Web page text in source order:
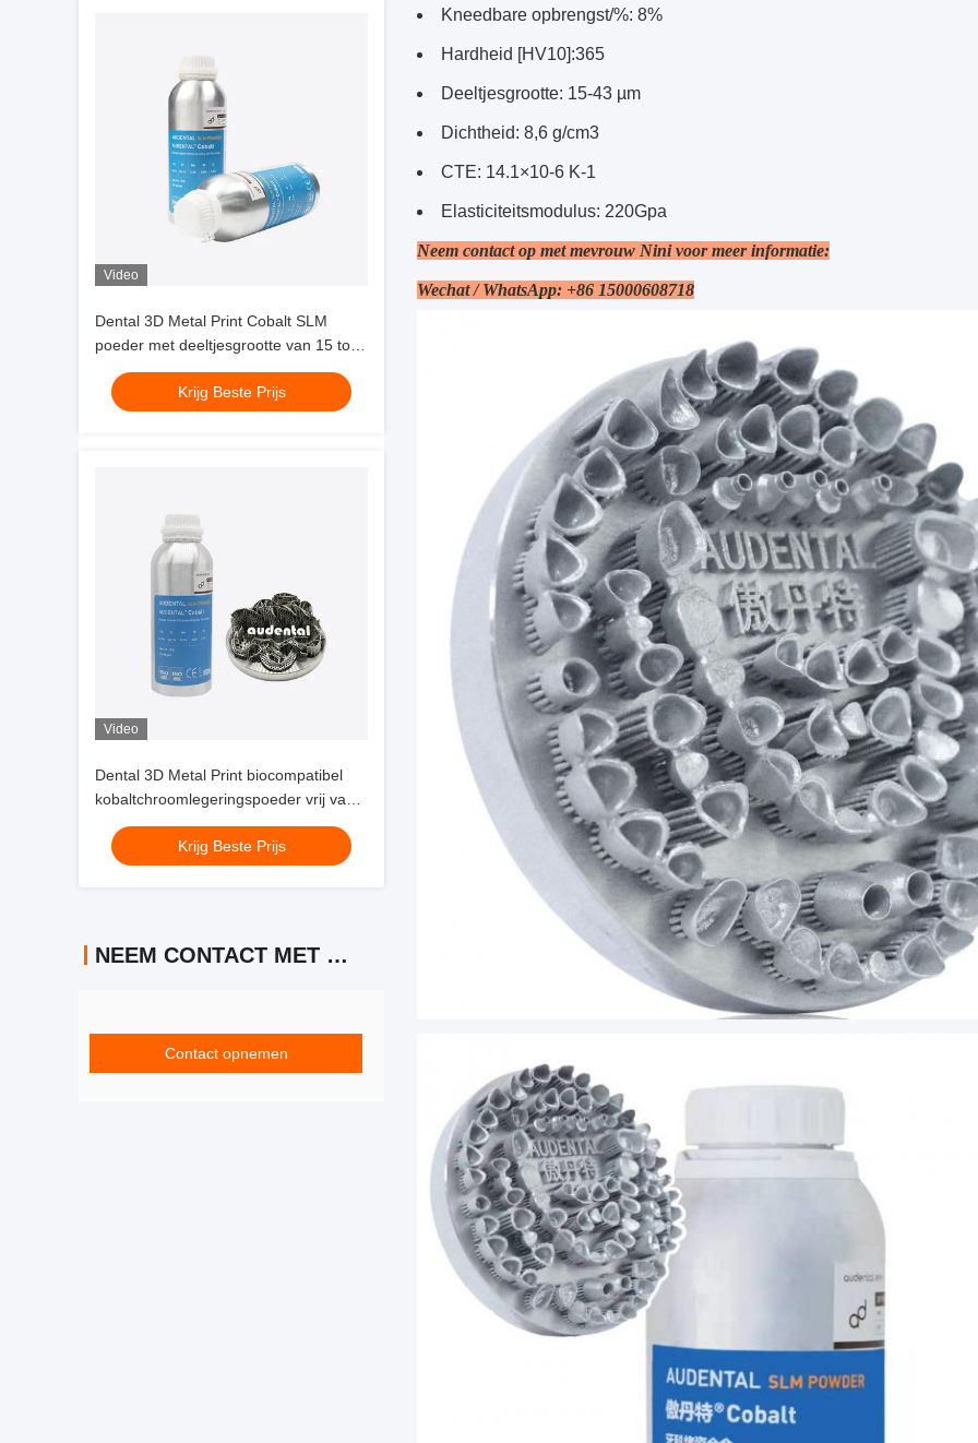
Video
Dental 3D Metal Print Cobalt SLM
poeder met deeltjesgrootte van 15 tot
45 micron voor de productie van
kronen, bruggen en tandheelkundige
herstelwerkzaamheden
Krijg Beste Prijs
Video
Dental 3D Metal Print biocompatibel
kobaltchroomlegeringspoeder vrij van
nikkel-beryllium en cadmium voor
veilige intraorale tandheelkunde
Krijg Beste Prijs
NEEM CONTACT MET ONS OP
Contact opnemen
Kneedbare opbrengst/%: 8%
Hardheid [HV10]:365
Deeltjesgrootte: 15-43 µm
Dichtheid: 8,6 g/cm3
CTE: 14.1×10-6 K-1
Elasticiteitsmodulus: 220Gpa
Neem contact op met mevrouw Nini voor meer informatie:
Wechat / WhatsApp: +86 15000608718